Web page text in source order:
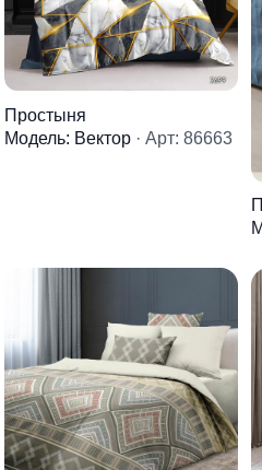
Простыня
Модель: Вектор · Арт: 86663